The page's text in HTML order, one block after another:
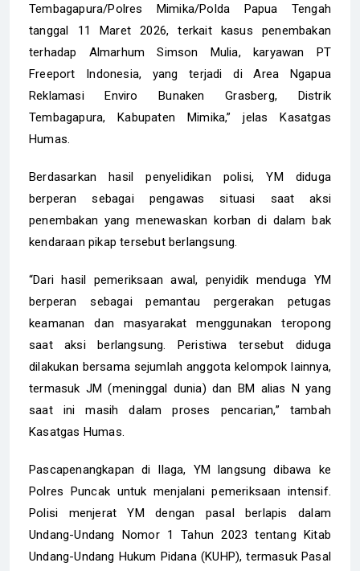
Tembagapura/Polres Mimika/Polda Papua Tengah
tanggal 11 Maret 2026, terkait kasus penembakan
terhadap Almarhum Simson Mulia, karyawan PT
Freeport Indonesia, yang terjadi di Area Ngapua
Reklamasi Enviro Bunaken Grasberg, Distrik
Tembagapura, Kabupaten Mimika,” jelas Kasatgas
Humas.
Berdasarkan hasil penyelidikan polisi, YM diduga
berperan sebagai pengawas situasi saat aksi
penembakan yang menewaskan korban di dalam bak
kendaraan pikap tersebut berlangsung.
“Dari hasil pemeriksaan awal, penyidik menduga YM
berperan sebagai pemantau pergerakan petugas
keamanan dan masyarakat menggunakan teropong
saat aksi berlangsung. Peristiwa tersebut diduga
dilakukan bersama sejumlah anggota kelompok lainnya,
termasuk JM (meninggal dunia) dan BM alias N yang
saat ini masih dalam proses pencarian,” tambah
Kasatgas Humas.
Pascapenangkapan di Ilaga, YM langsung dibawa ke
Polres Puncak untuk menjalani pemeriksaan intensif.
Polisi menjerat YM dengan pasal berlapis dalam
Undang-Undang Nomor 1 Tahun 2023 tentang Kitab
Undang-Undang Hukum Pidana (KUHP), termasuk Pasal